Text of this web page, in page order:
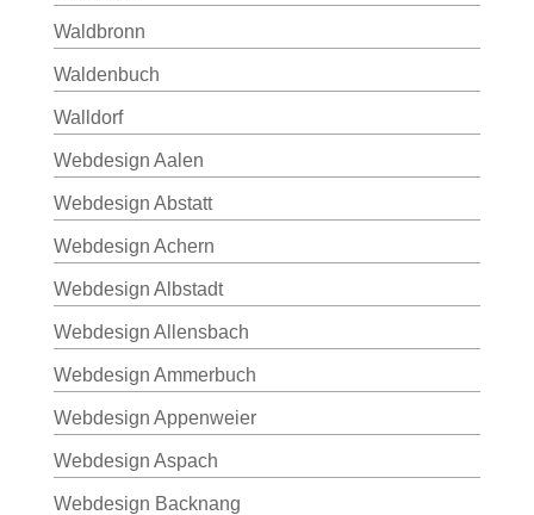
Waldbronn
Waldenbuch
Walldorf
Webdesign Aalen
Webdesign Abstatt
Webdesign Achern
Webdesign Albstadt
Webdesign Allensbach
Webdesign Ammerbuch
Webdesign Appenweier
Webdesign Aspach
Webdesign Backnang